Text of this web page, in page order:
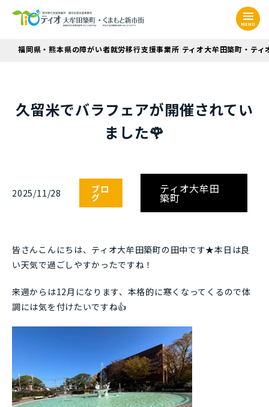
MENU
福岡県・熊本県の障がい者就労移行支援事業所 ティオ大牟田築町・ティ
久留米でバラフェアが開催されてい
ました🌹
2025/11/28 ブロ
グ
ティオ大牟田
築町
皆さんこんにちは、ティオ大牟田築町の田中です★本日は良
い天気で過ごしやすかったですね！
来週からは12月になります、本格的に寒くなってくるので体
調には気を付けたいですね👍